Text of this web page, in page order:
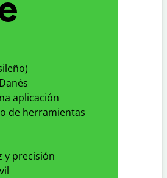
aplicación
de herramientas
y precisión